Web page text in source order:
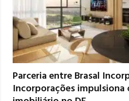
Parceria entre Brasal
Incorporações impulsiona